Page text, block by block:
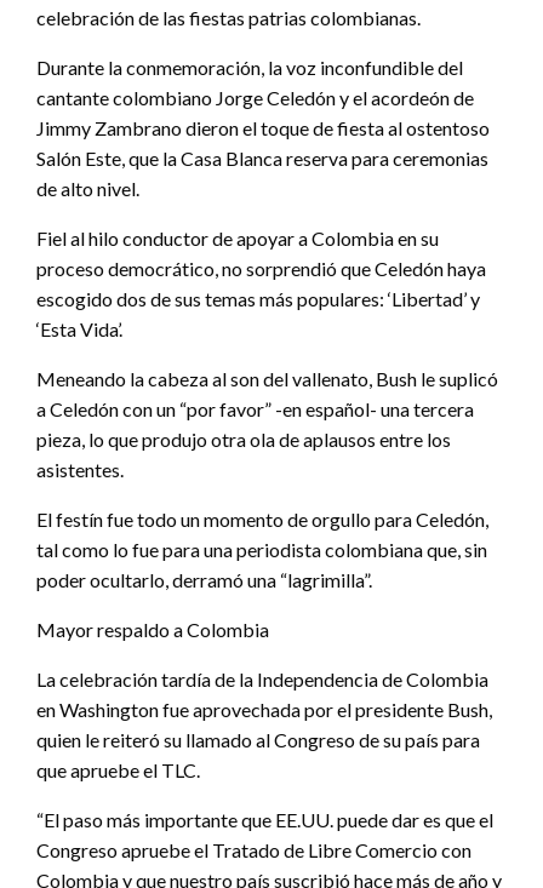
celebración de las fiestas patrias colombianas.
Durante la conmemoración, la voz inconfundible del
cantante colombiano Jorge Celedón y el acordeón de
Jimmy Zambrano dieron el toque de fiesta al ostentoso
Salón Este, que la Casa Blanca reserva para ceremonias
de alto nivel.
Fiel al hilo conductor de apoyar a Colombia en su
proceso democrático, no sorprendió que Celedón haya
escogido dos de sus temas más populares: ‘Libertad’ y
‘Esta Vida’.
Meneando la cabeza al son del vallenato, Bush le suplicó
a Celedón con un “por favor” -en español- una tercera
pieza, lo que produjo otra ola de aplausos entre los
asistentes.
El festín fue todo un momento de orgullo para Celedón,
tal como lo fue para una periodista colombiana que, sin
poder ocultarlo, derramó una “lagrimilla”.
Mayor respaldo a Colombia
La celebración tardía de la Independencia de Colombia
en Washington fue aprovechada por el presidente Bush,
quien le reiteró su llamado al Congreso de su país para
que apruebe el TLC.
“El paso más importante que EE.UU. puede dar es que el
Congreso apruebe el Tratado de Libre Comercio con
Colombia y que nuestro país suscribió hace más de año y